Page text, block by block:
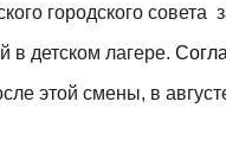
городского совета
в детском лагере.
этой смены, в